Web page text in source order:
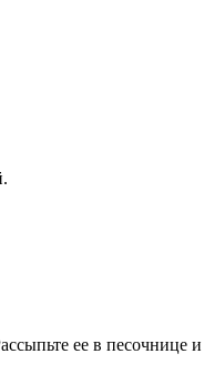
ее в песочнице и